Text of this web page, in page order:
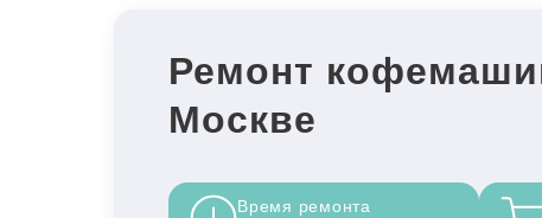
Ремонт
Москве
Время ремонта